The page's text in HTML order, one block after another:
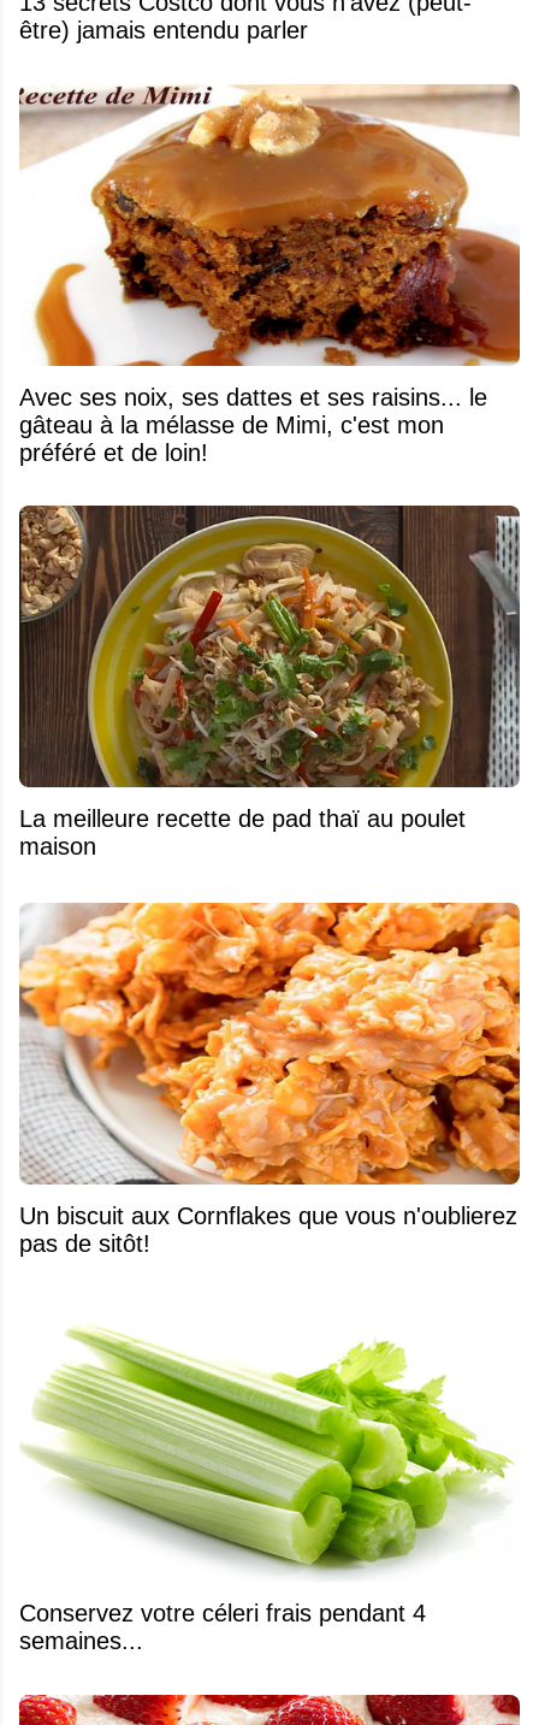
être) jamais entendu parler
Avec ses noix, ses dattes et ses raisins... le
gâteau à la mélasse de Mimi, c'est mon
préféré et de loin!
La meilleure recette de pad thaï au poulet
maison
Un biscuit aux Cornflakes que vous n'oublierez
pas de sitôt!
Conservez votre céleri frais pendant 4
semaines...